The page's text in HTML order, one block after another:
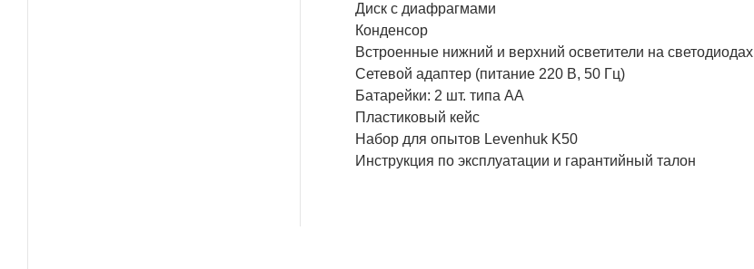
Диск с диафрагмами
Конденсор
Встроенные нижний и верхний осветители на светодиодах
Сетевой адаптер (питание 220 В, 50 Гц)
Батарейки: 2 шт. типа АА
Пластиковый кейс
Набор для опытов Levenhuk K50
Инструкция по эксплуатации и гарантийный талон